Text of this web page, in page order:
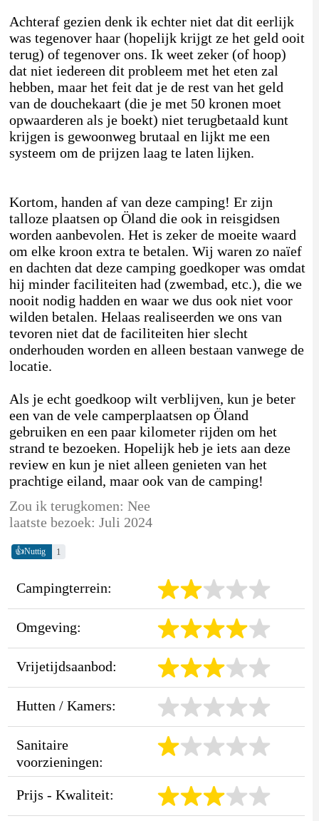
Achteraf gezien denk ik echter niet dat dit eerlijk
was tegenover haar (hopelijk krijgt ze het geld ooit
terug) of tegenover ons. Ik weet zeker (of hoop)
dat niet iedereen dit probleem met het eten zal
hebben, maar het feit dat je de rest van het geld
van de douchekaart (die je met 50 kronen moet
opwaarderen als je boekt) niet terugbetaald kunt
krijgen is gewoonweg brutaal en lijkt me een
systeem om de prijzen laag te laten lijken.
Kortom, handen af van deze camping! Er zijn
talloze plaatsen op Öland die ook in reisgidsen
worden aanbevolen. Het is zeker de moeite waard
om elke kroon extra te betalen. Wij waren zo naïef
en dachten dat deze camping goedkoper was omdat
hij minder faciliteiten had (zwembad, etc.), die we
nooit nodig hadden en waar we dus ook niet voor
wilden betalen. Helaas realiseerden we ons van
tevoren niet dat de faciliteiten hier slecht
onderhouden worden en alleen bestaan vanwege de
locatie.
Als je echt goedkoop wilt verblijven, kun je beter
een van de vele camperplaatsen op Öland
gebruiken en een paar kilometer rijden om het
strand te bezoeken. Hopelijk heb je iets aan deze
review en kun je niet alleen genieten van het
prachtige eiland, maar ook van de camping!
Zou ik terugkomen: Nee
laatste bezoek: Juli 2024
👍Nuttig 1
Campingterrein:
Omgeving:
Vrijetijdsaanbod:
Hutten / Kamers:
Sanitaire
voorzieningen:
Prijs - Kwaliteit: